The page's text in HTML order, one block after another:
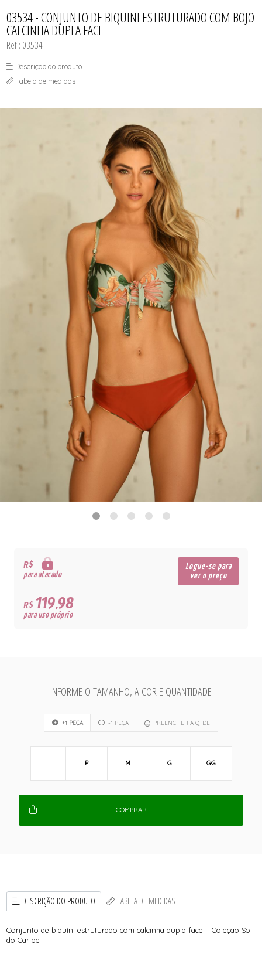
CONJUNTO
CONJUNTO BIQUÍNI
MAIÔ
TOP
03534 - CONJUNTO DE BIQUINI ESTRUTURADO COM BOJO
CALCINHA DUPLA FACE
Ref.: 03534
Descrição do produto
Tabela de medidas
R$
para atacado
Logue-se para
ver o preço
R$119,98
para uso próprio
INFORME O TAMANHO, A COR E QUANTIDADE
+1 PEÇA -1 PEÇA PREENCHER A QTDE
P M G GG
COMPRAR
DESCRIÇÃO DO PRODUTO TABELA DE MEDIDAS
Conjunto de biquíni estruturado com calcinha dupla face – Coleção Sol
do Caribe